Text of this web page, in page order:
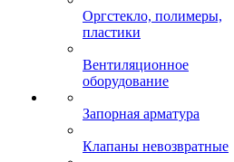
Оргстекло, полимеры,
пластики
Вентиляционное
оборудование
Запорная арматура
Клапаны невозвратные